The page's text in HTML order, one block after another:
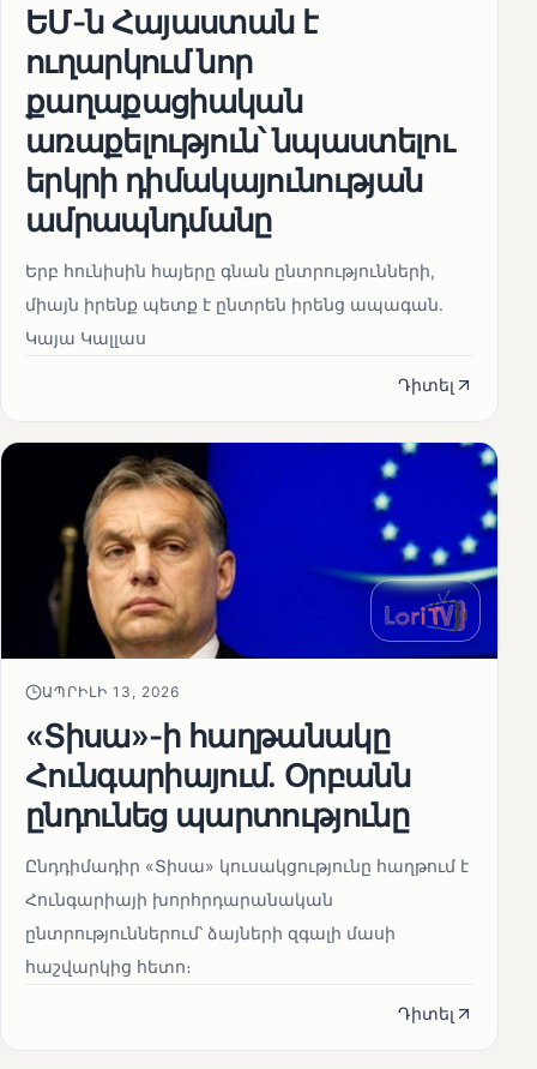
ԵՄ-ն Հայաստան է
ուղարկում նոր
քաղաքացիական
առաքելություն՝ նպաստելու
երկրի դիմակայունության
ամրապնդմանը
Երբ հունիսին հայերը գնան ընտրությունների,
միայն իրենք պետք է ընտրեն իրենց ապագան.
Կայա Կալլաս
Դիտել
ԱՊՐԻԼԻ 13, 2026
«Տիսա»-ի հաղթանակը
Հունգարիայում․ Օրբանն
ընդունեց պարտությունը
Ընդդիմադիր «Տիսա» կուսակցությունը հաղթում է
Հունգարիայի խորհրդարանական
ընտրություններում՝ ձայների զգալի մասի
հաշվարկից հետո։
Դիտել